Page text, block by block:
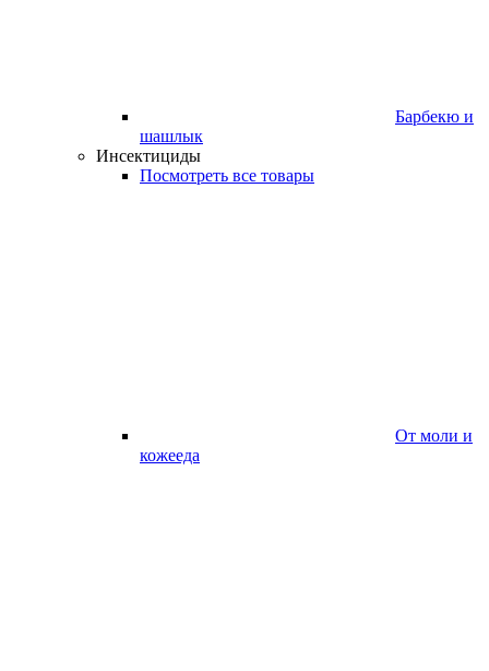
Барбекю и
шашлык
Инсектициды
Посмотреть все товары
От моли и
кожееда